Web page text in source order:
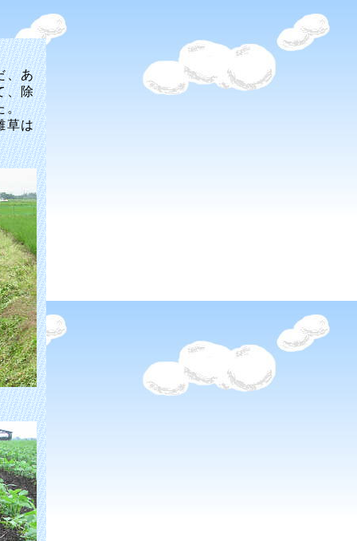
、あ
、除
。
草は